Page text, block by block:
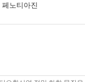
노티아진